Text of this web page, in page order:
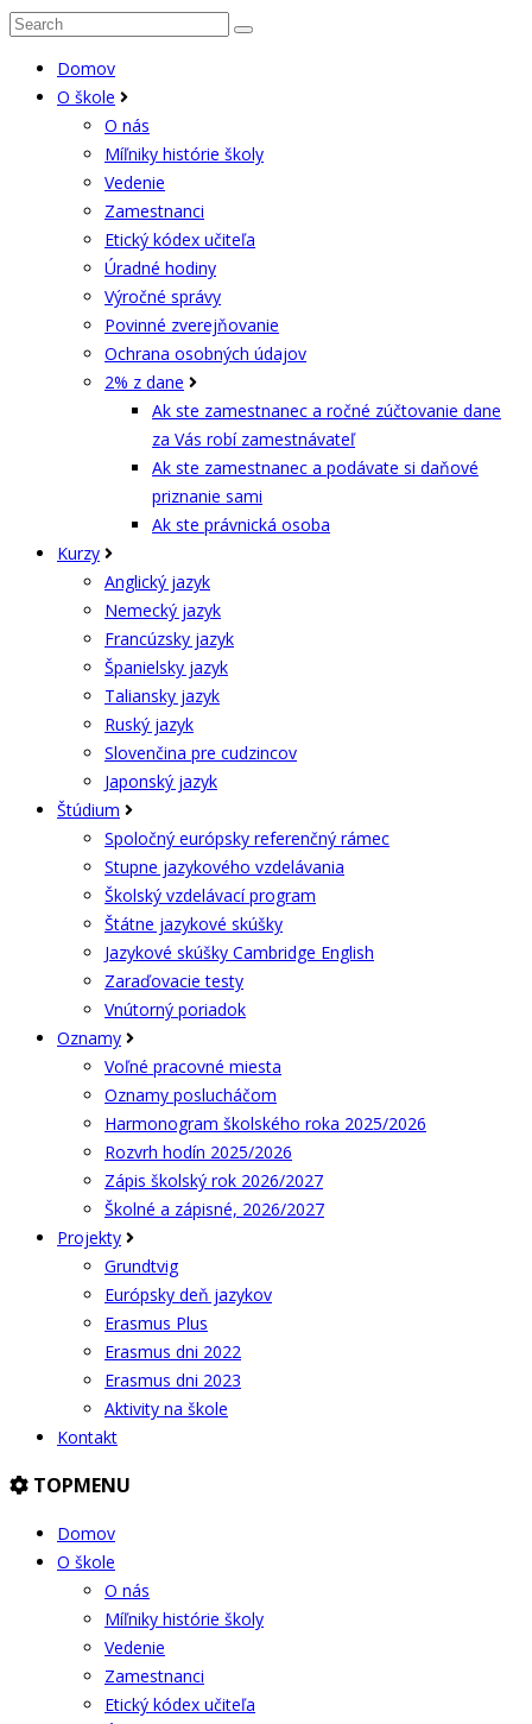
Domov
O škole
O nás
Míľniky histórie školy
Vedenie
Zamestnanci
Etický kódex učiteľa
Úradné hodiny
Výročné správy
Povinné zverejňovanie
Ochrana osobných údajov
2% z dane
Ak ste zamestnanec a ročné zúčtovanie dane
za Vás robí zamestnávateľ
Ak ste zamestnanec a podávate si daňové
priznanie sami
Ak ste právnická osoba
Kurzy
Anglický jazyk
Nemecký jazyk
Francúzsky jazyk
Španielsky jazyk
Taliansky jazyk
Ruský jazyk
Slovenčina pre cudzincov
Japonský jazyk
Štúdium
Spoločný európsky referenčný rámec
Stupne jazykového vzdelávania
Školský vzdelávací program
Štátne jazykové skúšky
Jazykové skúšky Cambridge English
Zaraďovacie testy
Vnútorný poriadok
Oznamy
Voľné pracovné miesta
Oznamy poslucháčom
Harmonogram školského roka 2025/2026
Rozvrh hodín 2025/2026
Zápis školský rok 2026/2027
Školné a zápisné, 2026/2027
Projekty
Grundtvig
Európsky deň jazykov
Erasmus Plus
Erasmus dni 2022
Erasmus dni 2023
Aktivity na škole
Kontakt
TOPMENU
Domov
O škole
O nás
Míľniky histórie školy
Vedenie
Zamestnanci
Etický kódex učiteľa